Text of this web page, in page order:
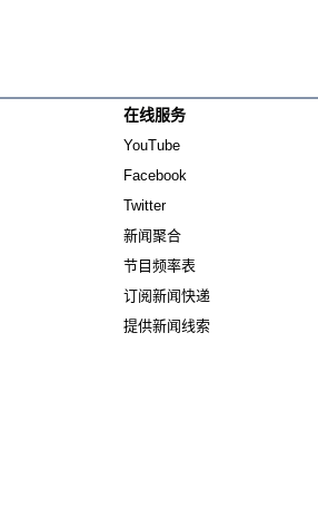
在线服务
YouTube
Facebook
Twitter
新闻聚合
节目频率表
订阅新闻快递
提供新闻线索